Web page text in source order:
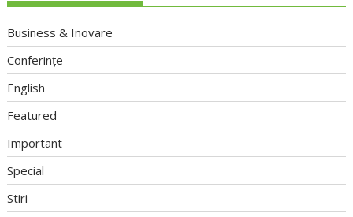
Business & Inovare
Conferințe
English
Featured
Important
Special
Stiri